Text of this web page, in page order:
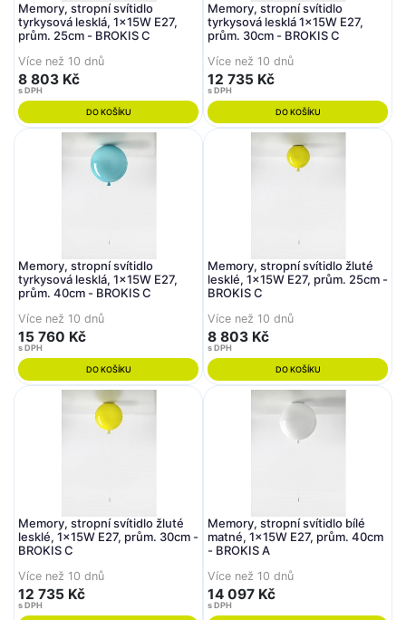
Memory, stropní svítidlo
tyrkysová lesklá, 1x15W E27,
prům. 25cm - BROKIS C
Více než 10 dnů
8 803 Kč
s DPH
DO KOŠÍKU
Memory, stropní svítidlo
tyrkysová lesklá 1x15W E27,
prům. 30cm - BROKIS C
Více než 10 dnů
12 735 Kč
s DPH
DO KOŠÍKU
Memory, stropní svítidlo
tyrkysová lesklá, 1x15W E27,
prům. 40cm - BROKIS C
Více než 10 dnů
15 760 Kč
s DPH
DO KOŠÍKU
Memory, stropní svítidlo žluté
lesklé, 1x15W E27, prům. 25cm -
BROKIS C
Více než 10 dnů
8 803 Kč
s DPH
DO KOŠÍKU
Memory, stropní svítidlo žluté
lesklé, 1x15W E27, prům. 30cm -
BROKIS C
Více než 10 dnů
12 735 Kč
s DPH
Memory, stropní svítidlo bílé
matné, 1x15W E27, prům. 40cm
- BROKIS A
Více než 10 dnů
14 097 Kč
s DPH